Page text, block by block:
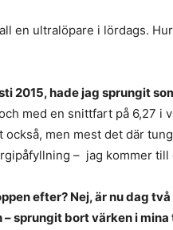
en ultralöpare i lördags.
2015, hade jag sprungit
med en snittfart på 6,27 i
men mest det där
– jag kommer till
efter? Nej, är nu dag
sprungit bort värken i